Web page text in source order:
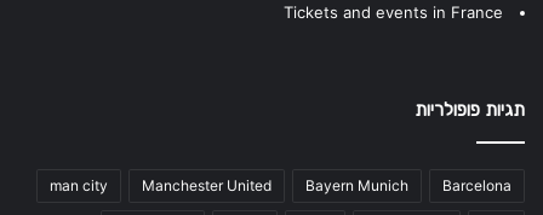
Tickets and events in France
תגיות פופולריות
Barcelona
Bayern Munich
Manchester United
man city